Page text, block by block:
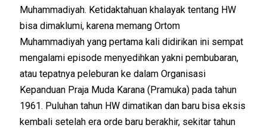
Muhammadiyah. Ketidaktahuan khalayak tentang HW
bisa dimaklumi, karena memang Ortom
Muhammadiyah yang pertama kali didirikan ini sempat
mengalami episode menyedihkan yakni pembubaran,
atau tepatnya peleburan ke dalam Organisasi
Kepanduan Praja Muda Karana (Pramuka) pada tahun
1961. Puluhan tahun HW dimatikan dan baru bisa eksis
kembali setelah era orde baru berakhir, sekitar tahun